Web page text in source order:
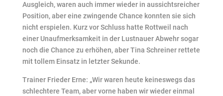
Ausgleich, waren auch immer wieder in aussichtsreicher
Position, aber eine zwingende Chance konnten sie sich
nicht erspielen. Kurz vor Schluss hatte Rottweil nach
einer Unaufmerksamkeit in der Lustnauer Abwehr sogar
noch die Chance zu erhöhen, aber Tina Schreiner rettete
mit tollem Einsatz in letzter Sekunde.
Trainer Frieder Erne: „Wir waren heute keineswegs das
schlechtere Team, aber vorne haben wir wieder einmal